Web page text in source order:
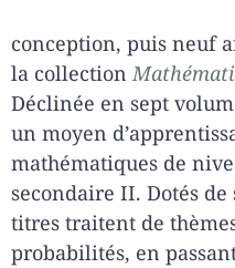
conception, puis neuf
la collection
Déclinée en sept
un moyen
mathématiques de
secondaire II. Dotés
titres traitent de
probabilités, en